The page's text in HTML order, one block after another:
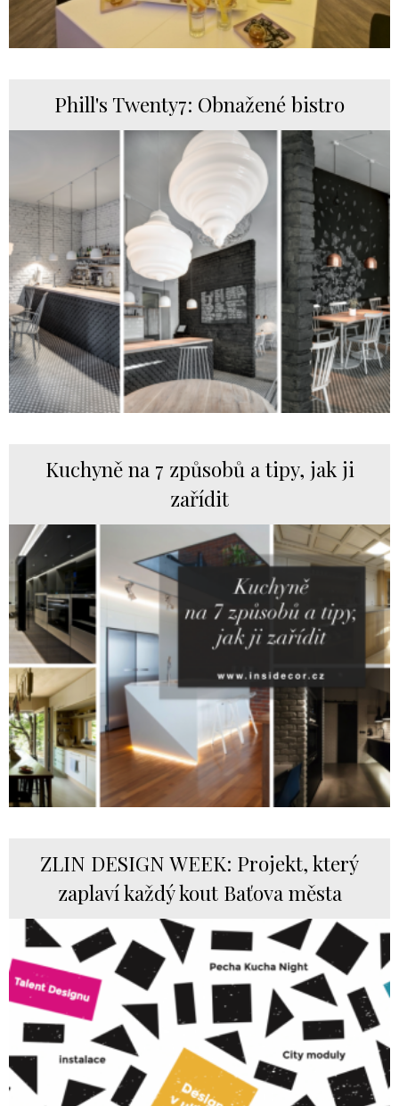
Phill's Twenty7: Obnažené bistro
Kuchyně na 7 způsobů a tipy, jak ji
zařídit
ZLIN DESIGN WEEK: Projekt, který
zaplaví každý kout Baťova města